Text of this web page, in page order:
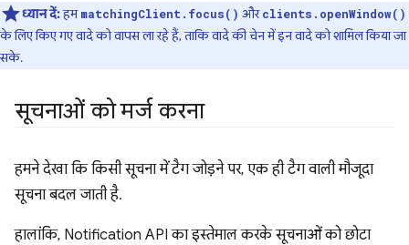
ध्यान दें:हमmatchingClient.focus() औरclients.openWindow()
के लिए किए गए वादे को वापस ला रहे हैं, ताकि वादे की चेन में इन वादे को शामिल किया जा
सके.
सूचनाओं को मर्ज करना
हमने देखा कि किसी सूचना में टैग जोड़ने पर, एक ही टैग वाली मौजूदा
सूचना बदल जाती है.
हालांकि, Notification API का इस्तेमाल करके सूचनाओं को छोटा